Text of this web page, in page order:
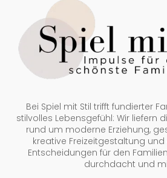
Bei Spiel mit Stil trifft fundierter
stilvolles Lebensgefühl: Wir liefern
rund um moderne Erziehung,
kreative Freizeitgestaltung
Entscheidungen für den
durchdacht und